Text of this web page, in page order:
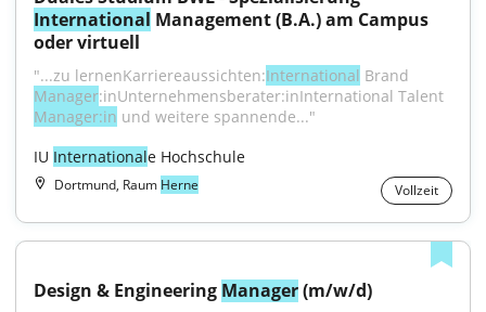
International Management (B.A.) am Campus
oder virtuell
"...zu lernenKarriereaussichten:International
Manager
Manager:in und weitere spannende..."
IU Internationale Hochschule
Dortmund, Raum Herne Vollzeit
Design & Engineering Manager (m/w/d)